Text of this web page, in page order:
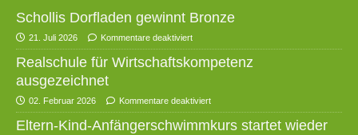
Schollis Dorfladen gewinnt Bronze
21. Juli 2026 Kommentare deaktiviert
Realschule für Wirtschaftskompetenz
ausgezeichnet
02. Februar 2026 Kommentare deaktiviert
Eltern-Kind-Anfängerschwimmkurs startet wieder